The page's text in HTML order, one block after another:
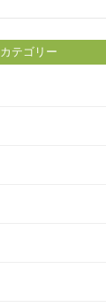
カテゴリー